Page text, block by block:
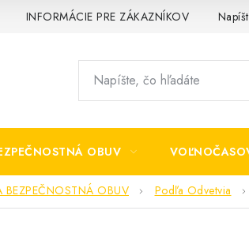
INFORMÁCIE PRE ZÁKAZNÍKOV
OBUV
BEZPEČNOSTNÁ OBUV Podľa Odvetvia